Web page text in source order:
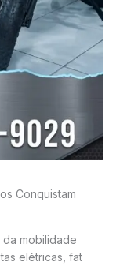
Conquistam
mobilidade
elétricas, fat